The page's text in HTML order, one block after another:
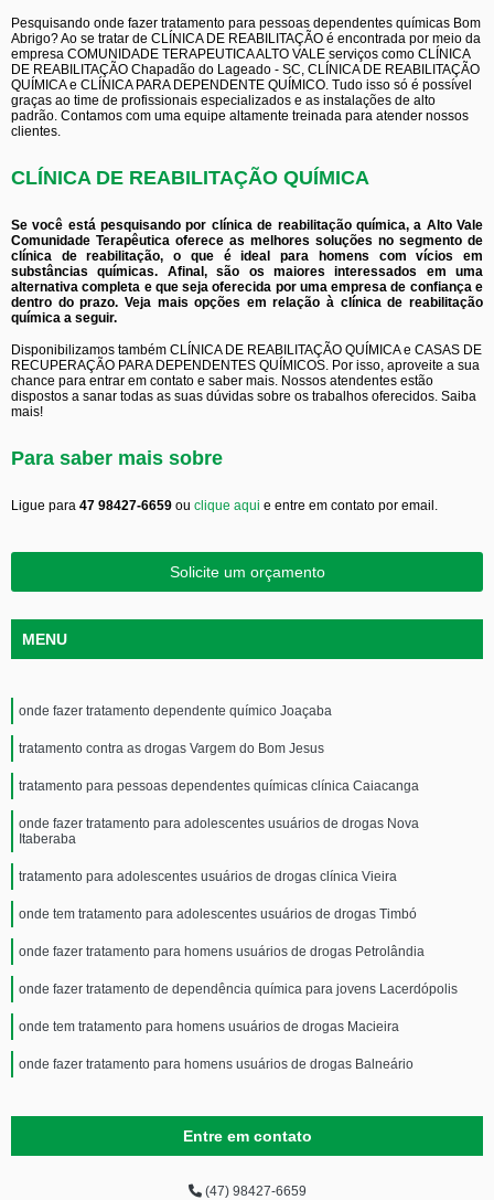
Pesquisando onde fazer tratamento para pessoas dependentes químicas Bom
Abrigo? Ao se tratar de CLÍNICA DE REABILITAÇÃO é encontrada por meio da
empresa COMUNIDADE TERAPEUTICA ALTO VALE serviços como CLÍNICA
DE REABILITAÇÃO Chapadão do Lageado - SC, CLÍNICA DE REABILITAÇÃO
QUÍMICA e CLÍNICA PARA DEPENDENTE QUÍMICO. Tudo isso só é possível
graças ao time de profissionais especializados e as instalações de alto
padrão. Contamos com uma equipe altamente treinada para atender nossos
clientes.
CLÍNICA DE REABILITAÇÃO QUÍMICA
Se você está pesquisando por clínica de reabilitação química, a Alto Vale
Comunidade Terapêutica oferece as melhores soluções no segmento de
clínica de reabilitação, o que é ideal para homens com vícios em
substâncias químicas. Afinal, são os maiores interessados em uma
alternativa completa e que seja oferecida por uma empresa de confiança e
dentro do prazo. Veja mais opções em relação à clínica de reabilitação
química a seguir.
Disponibilizamos também CLÍNICA DE REABILITAÇÃO QUÍMICA e CASAS DE
RECUPERAÇÃO PARA DEPENDENTES QUÍMICOS. Por isso, aproveite a sua
chance para entrar em contato e saber mais. Nossos atendentes estão
dispostos a sanar todas as suas dúvidas sobre os trabalhos oferecidos. Saiba
mais!
Para saber mais sobre
Ligue para 47 98427-6659 ou clique aqui e entre em contato por email.
Solicite um orçamento
MENU
onde fazer tratamento dependente químico Joaçaba
tratamento contra as drogas Vargem do Bom Jesus
tratamento para pessoas dependentes químicas clínica Caiacanga
onde fazer tratamento para adolescentes usuários de drogas Nova
Itaberaba
tratamento para adolescentes usuários de drogas clínica Vieira
onde tem tratamento para adolescentes usuários de drogas Timbó
onde fazer tratamento para homens usuários de drogas Petrolândia
onde fazer tratamento de dependência química para jovens Lacerdópolis
onde tem tratamento para homens usuários de drogas Macieira
onde fazer tratamento para homens usuários de drogas Balneário
Entre em contato
(47) 98427-6659